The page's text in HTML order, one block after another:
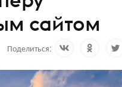
сайтом
Поделиться: